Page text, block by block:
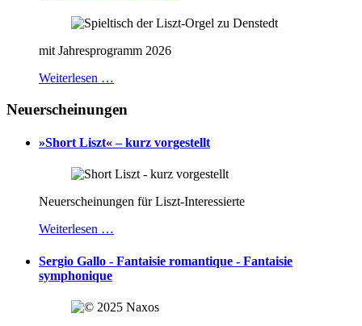
mit Jahresprogramm 2026
Weiterlesen …
Neuerscheinungen
»Short Liszt« – kurz vorgestellt
Neuerscheinungen für Liszt-Interessierte
Weiterlesen …
Sergio Gallo - Fantaisie romantique - Fantaisie
symphonique